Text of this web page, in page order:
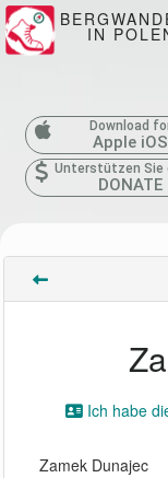
IN
Download
Apple iOS
Unterstützen Sie
DONATE
Ich habe
Zamek Dunajec